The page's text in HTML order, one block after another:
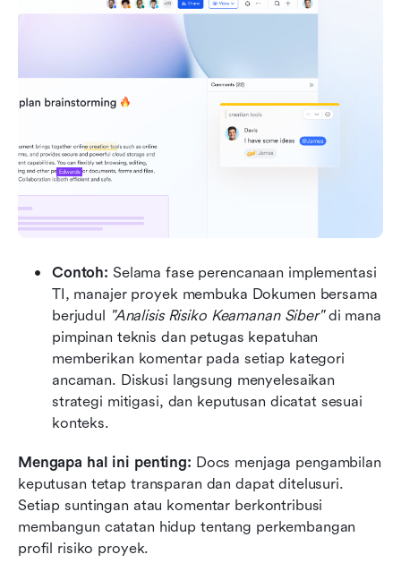
Contoh: Selama fase perencanaan implementasi
TI, manajer proyek membuka Dokumen bersama
berjudul "Analisis Risiko Keamanan Siber" di mana
pimpinan teknis dan petugas kepatuhan
memberikan komentar pada setiap kategori
ancaman. Diskusi langsung menyelesaikan
strategi mitigasi, dan keputusan dicatat sesuai
konteks.
Mengapa hal ini penting: Docs menjaga pengambilan
keputusan tetap transparan dan dapat ditelusuri.
Setiap suntingan atau komentar berkontribusi
membangun catatan hidup tentang perkembangan
profil risiko proyek.